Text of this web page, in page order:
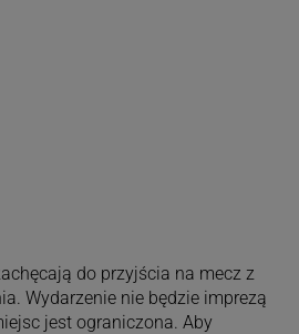
do przyjścia na mecz z
Wydarzenie nie będzie imprezą
jest ograniczona. Aby